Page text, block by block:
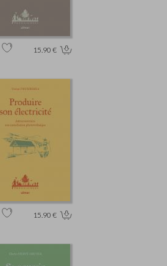
15.90 €
15.90 €